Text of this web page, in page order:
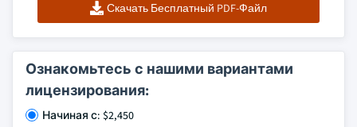
Скачать Бесплатный PDF-Файл
Ознакомьтесь с нашими вариантами
лицензирования:
Начиная с: $2,450